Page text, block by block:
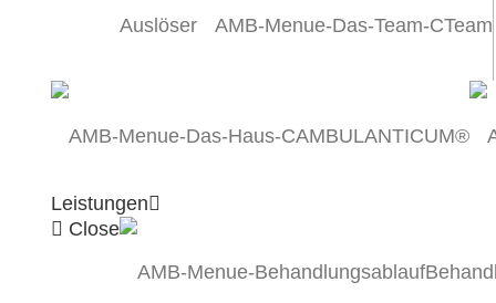
Auslöser
Team
AMBULANTICUM®
Leistungen
Close